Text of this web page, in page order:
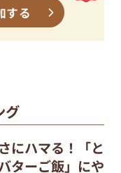
する
グ
にハマる！「と
ターご飯」にや